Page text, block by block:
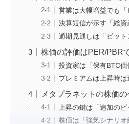
営業は大幅増益でも
決算短信が示す「総
通期見通しは「ビッ
株価の評価はPER/PBR
投資家は「保有BTC
プレミアムは上昇時
メタプラネットの株価
上昇の鍵は「追加の
株価は「強気シナリ